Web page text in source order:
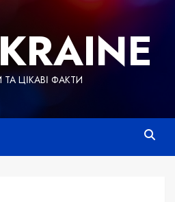
ЦІКАВІ ФАКТИ